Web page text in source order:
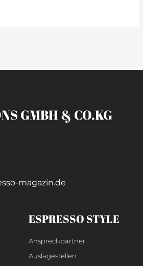
GMBH & CO.KG
magazin.de
ESPRESSO STYLE
Ansprechpartner
Auslagestellen